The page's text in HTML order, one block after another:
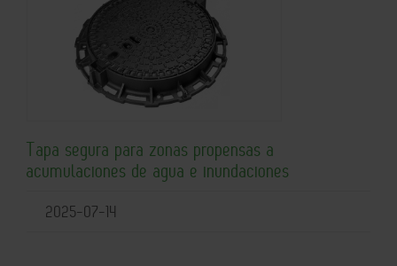
Tapa segura para zonas propensas a
acumulaciones de agua e inundaciones
2025-07-14